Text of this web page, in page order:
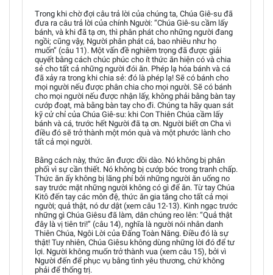
Trong khi chờ đợi câu trả lời của chúng ta, Chúa Giê-su đã
đưa ra câu trả lời của chính Người: “Chúa Giê-su cầm lấy
bánh, và khi đã tạ ơn, thì phân phát cho những người đang
ngồi; cũng vậy, Người phân phát cá, bao nhiêu như họ
muốn” (câu 11). Một vấn đề nghiêm trọng đã được giải
quyết bằng cách chúc phúc cho ít thức ăn hiện có và chia
sẻ cho tất cả những người đói ăn. Phép lạ hóa bánh và cá
đã xảy ra trong khi chia sẻ: đó là phép lạ! Sẽ có bánh cho
mọi người nếu được phân chia cho mọi người. Sẽ có bánh
cho mọi người nếu được nhận lấy, không phải bằng bàn tay
cướp đoạt, mà bằng bàn tay cho đi. Chúng ta hãy quan sát
kỹ cử chỉ của Chúa Giê-su: khi Con Thiên Chúa cầm lấy
bánh và cá, trước hết Người đã tạ ơn. Người biết ơn Cha vì
điều đó sẽ trở thành một món quà và một phước lành cho
tất cả mọi người.
Bằng cách này, thức ăn được dồi dào. Nó không bị phân
phối vì sự cần thiết. Nó không bị cướp bóc trong tranh chấp.
Thức ăn ấy không bị lãng phí bởi những người ăn uống no
say trước mặt những người không có gì để ăn. Từ tay Chúa
Kitô đến tay các môn đệ, thức ăn gia tăng cho tất cả mọi
người; quả thật, nó dư dật (xem câu 12-13). Kinh ngạc trước
những gì Chúa Giêsu đã làm, dân chúng reo lên: “Quả thật
đây là vị tiên tri!” (câu 14), nghĩa là người nói nhân danh
Thiên Chúa, Ngôi Lời của Đấng Toàn Năng. Điều đó là sự
thật! Tuy nhiên, Chúa Giêsu không dùng những lời đó để tư
lợi. Người không muốn trở thành vua (xem câu 15), bởi vì
Người đến để phục vụ bằng tình yêu thương, chứ không
phải để thống trị.